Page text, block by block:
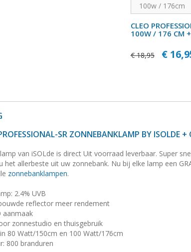
CLEO
100W / 176 CM +
€ 18,95 €
SR ZONNEBANKLAMP BY ISOLDE +
van iSOLde is direct Uit voorraad leverbaar. Super
het allerbeste uit uw zonnebank. Nu bij elke lamp een
zonnebanklampen.
2.4% UVB
reflector meer rendement
aanmaak
zonnestudio en thuisgebruik
80 Watt/150cm en 100 Watt/176cm
800 branduren